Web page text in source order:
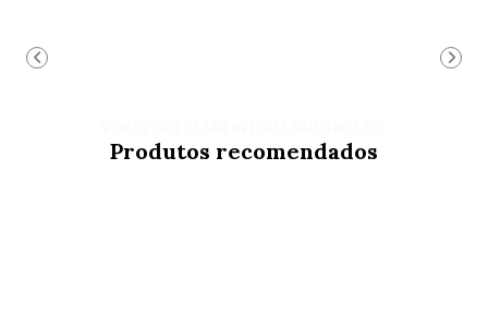
Produtos recomendados